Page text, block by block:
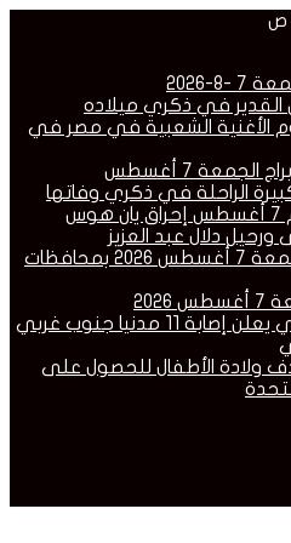
2026
في ذكري ميلاده
الأغنية الشعبية في مصر في
7 أغسطس
الراحلة في ذكري وفاتها
حدث في مثل هذا اليوم 7 أغسطس إحراق يان هوس
دلال عبد العزيز
مواقيت الصلاة اليوم الجمعة 7 أغسطس 2026 بمحافظات
السعودية التحالف العربي يعلن إصابة 11 مدنيا جنوب غربي
ولادة الأطفال للحصول على